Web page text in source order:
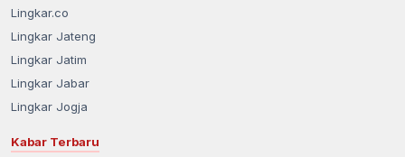
Lingkar.co
Lingkar Jateng
Lingkar Jatim
Lingkar Jabar
Lingkar Jogja
Kabar Terbaru